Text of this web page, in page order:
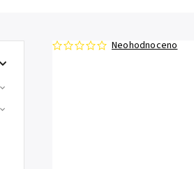
Neohodnoceno